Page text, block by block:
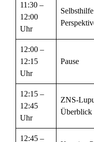
11:30 –
12:00
Uhr
12:00 –
12:15
Uhr
Pause
12:15 –
12:45
Uhr
ZNS-
Überblick
12:45 –